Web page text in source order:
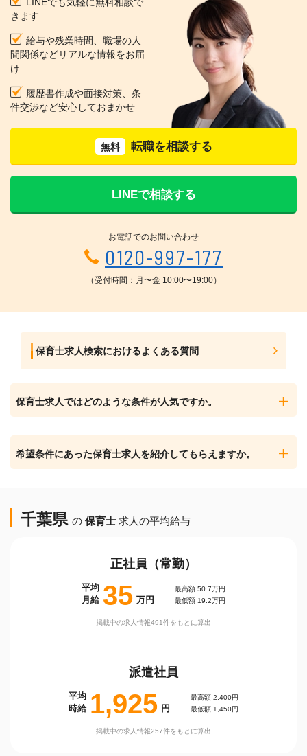
きます
給与や残業時間、職場の人
間関係などリアルな情報をお届
け
履歴書作成や面接対策、条
件交渉など安心しておまかせ
無料 転職を相談する
LINEで相談する
お電話でのお問い合わせ
0120-997-177
（受付時間：月〜金 10:00〜19:00）
保育士求人検索におけるよくある質問
保育士求人ではどのような条件が人気ですか。
希望条件にあった保育士求人を紹介してもらえますか。
千葉県 の 保育士 求人の平均給与
正社員（常勤）
平均
月給 35 万円
最高額 50.7万円
最低額 19.2万円
掲載中の求人情報491件をもとに算出
派遣社員
平均
時給 1,925 円
最高額 2,400円
最低額 1,450円
掲載中の求人情報257件をもとに算出